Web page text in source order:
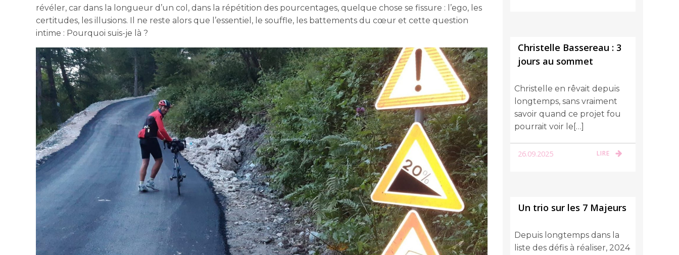
révéler, car dans la longueur d’un col, dans la répétition des pourcentages, quelque chose se fissure : l’ego, les
certitudes, les illusions. Il ne reste alors que l’essentiel, le souffle, les battements du cœur et cette question
intime : Pourquoi suis-je là ?
Christelle Bassereau : 3
jours au sommet
Christelle en rêvait depuis
longtemps, sans vraiment
savoir quand ce projet fou
pourrait voir le[…]
26.09.2025 LIRE
Un trio sur les 7 Majeurs
Depuis longtemps dans la
liste des défis à réaliser, 2024